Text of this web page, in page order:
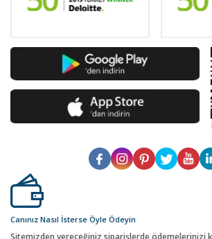
Canınız Nasıl İsterse Öyle Ödeyin